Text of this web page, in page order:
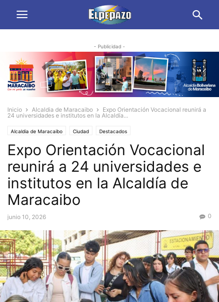
- Publicidad -
Inicio Alcaldia de Maracaibo
Expo Orientación Vocacional reunirá a
24 universidades e institutos en la Alcaldía...
Alcaldia de Maracaibo Ciudad Destacados
Expo Orientación Vocacional
reunirá a 24 universidades e
institutos en la Alcaldía de
Maracaibo
junio 10, 2026 0